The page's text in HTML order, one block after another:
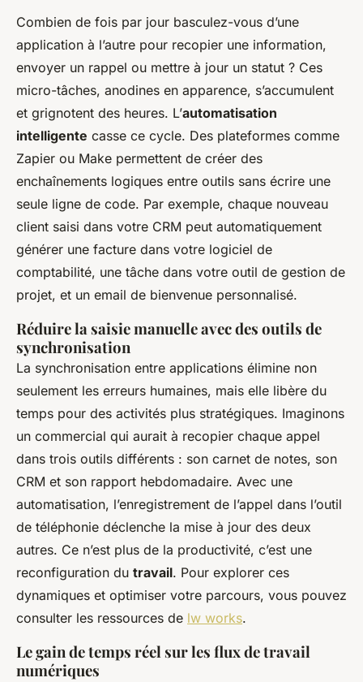
Combien de fois par jour basculez-vous d’une
application à l’autre pour recopier une information,
envoyer un rappel ou mettre à jour un statut ? Ces
micro-tâches, anodines en apparence, s’accumulent
et grignotent des heures. L’automatisation
intelligente casse ce cycle. Des plateformes comme
Zapier ou Make permettent de créer des
enchaînements logiques entre outils sans écrire une
seule ligne de code. Par exemple, chaque nouveau
client saisi dans votre CRM peut automatiquement
générer une facture dans votre logiciel de
comptabilité, une tâche dans votre outil de gestion de
projet, et un email de bienvenue personnalisé.
Réduire la saisie manuelle avec des outils de
synchronisation
La synchronisation entre applications élimine non
seulement les erreurs humaines, mais elle libère du
temps pour des activités plus stratégiques. Imaginons
un commercial qui aurait à recopier chaque appel
dans trois outils différents : son carnet de notes, son
CRM et son rapport hebdomadaire. Avec une
automatisation, l’enregistrement de l’appel dans l’outil
de téléphonie déclenche la mise à jour des deux
autres. Ce n’est plus de la productivité, c’est une
reconfiguration du travail. Pour explorer ces
dynamiques et optimiser votre parcours, vous pouvez
consulter les ressources de lw works.
Le gain de temps réel sur les flux de travail
numériques